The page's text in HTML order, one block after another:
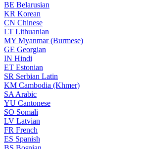
BE Belarusian
KR Korean
CN Chinese
LT Lithuanian
MY Myanmar (Burmese)
GE Georgian
IN Hindi
ET Estonian
SR Serbian Latin
KM Cambodia (Khmer)
SA Arabic
YU Cantonese
SO Somali
LV Latvian
FR French
ES Spanish